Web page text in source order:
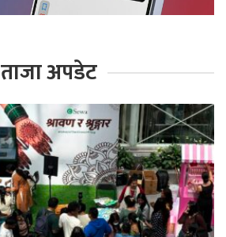
ताजा अपडेट